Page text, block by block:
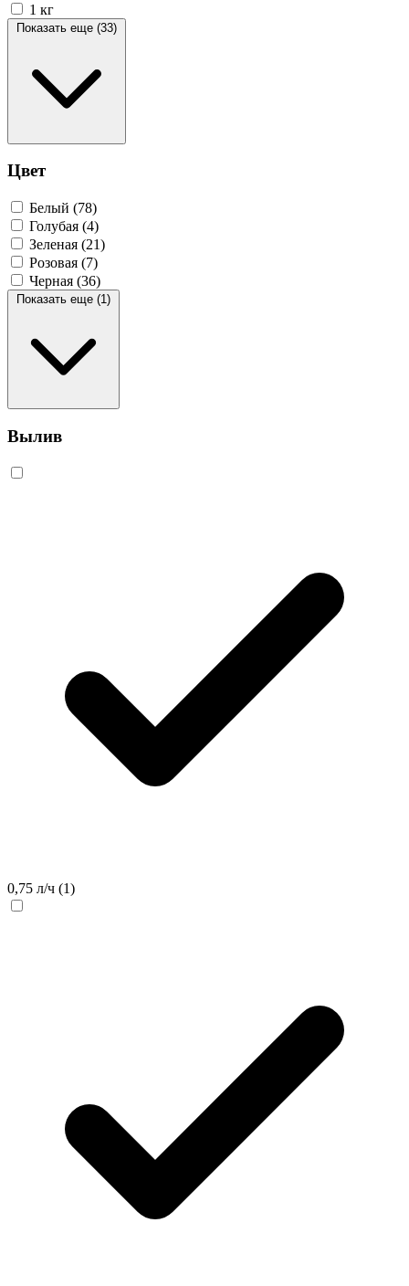
1 кг
Показать еще (33)
Цвет
Белый (78)
Голубая (4)
Зеленая (21)
Розовая (7)
Черная (36)
Показать еще (1)
Вылив
0,75 л/ч (1)